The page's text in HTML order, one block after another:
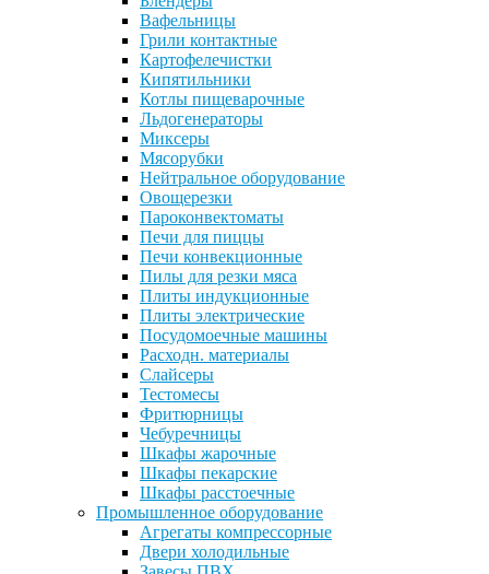
Вафельницы
Грили контактные
Картофелечистки
Кипятильники
Котлы пищеварочные
Льдогенераторы
Миксеры
Мясорубки
Нейтральное оборудование
Овощерезки
Пароконвектоматы
Печи для пиццы
Печи конвекционные
Пилы для резки мяса
Плиты индукционные
Плиты электрические
Посудомоечные машины
Расходн. материалы
Слайсеры
Тестомесы
Фритюрницы
Чебуречницы
Шкафы жарочные
Шкафы пекарские
Шкафы расстоечные
Промышленное оборудование
Агрегаты компрессорные
Двери холодильные